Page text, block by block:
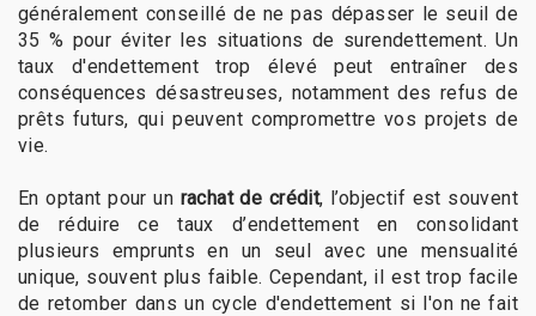
généralement conseillé de ne pas dépasser le seuil de
35 % pour éviter les situations de surendettement. Un
taux d'endettement trop élevé peut entraîner des
conséquences désastreuses, notamment des refus de
prêts futurs, qui peuvent compromettre vos projets de
vie.
En optant pour un rachat de crédit, l’objectif est souvent
de réduire ce taux d’endettement en consolidant
plusieurs emprunts en un seul avec une mensualité
unique, souvent plus faible. Cependant, il est trop facile
de retomber dans un cycle d'endettement si l'on ne fait